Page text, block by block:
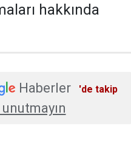
hakkında
Haberler
'de takip